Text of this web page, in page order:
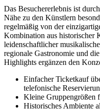
Das Besuchererlebnis ist
Nähe zu den Künstlern
regelmäßig von der
Kombination aus historischer
leidenschaftlicher
regionale Gastronomie und
Highlights ergänzen den
Einfacher Ticketkauf
telefonische
Kleine Gruppengrößen
Historisches Ambiente